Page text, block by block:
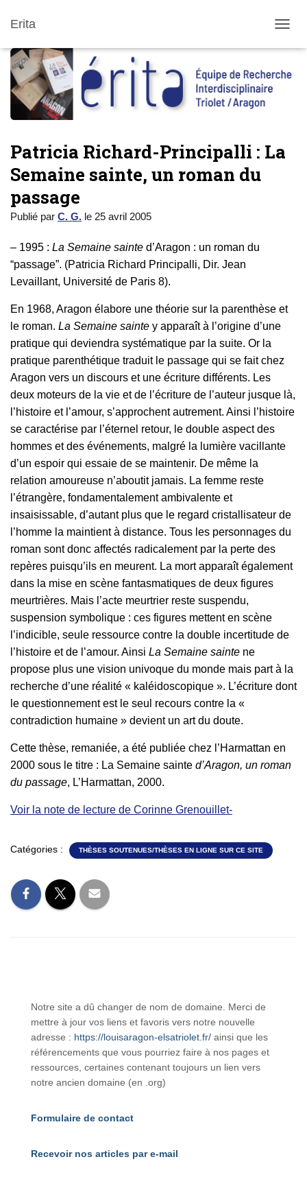
Erita
Patricia Richard-Principalli : La
Semaine sainte, un roman du
passage
Publié par C. G. le 25 avril 2005
– 1995 : La Semaine sainte d’Aragon : un roman du
“passage”. (Patricia Richard Principalli, Dir. Jean
Levaillant, Université de Paris 8).
En 1968, Aragon élabore une théorie sur la parenthèse et
le roman. La Semaine sainte y apparaît à l’origine d’une
pratique qui deviendra systématique par la suite. Or la
pratique parenthétique traduit le passage qui se fait chez
Aragon vers un discours et une écriture différents. Les
deux moteurs de la vie et de l’écriture de l’auteur jusque là,
l’histoire et l’amour, s’approchent autrement. Ainsi l’histoire
se caractérise par l’éternel retour, le double aspect des
hommes et des événements, malgré la lumière vacillante
d’un espoir qui essaie de se maintenir. De même la
relation amoureuse n’aboutit jamais. La femme reste
l’étrangère, fondamentalement ambivalente et
insaisissable, d’autant plus que le regard cristallisateur de
l’homme la maintient à distance. Tous les personnages du
roman sont donc affectés radicalement par la perte des
repères puisqu’ils en meurent. La mort apparaît également
dans la mise en scène fantasmatiques de deux figures
meurtrières. Mais l’acte meurtrier reste suspendu,
suspension symbolique : ces figures mettent en scène
l’indicible, seule ressource contre la double incertitude de
l’histoire et de l’amour. Ainsi La Semaine sainte ne
propose plus une vision univoque du monde mais part à la
recherche d’une réalité « kaléidoscopique ». L’écriture dont
le questionnement est le seul recours contre la «
contradiction humaine » devient un art du doute.
Cette thèse, remaniée, a été publiée chez l’Harmattan en
2000 sous le titre : La Semaine sainte d’Aragon, un roman
du passage, L’Harmattan, 2000.
Voir la note de lecture de Corinne Grenouillet-
Catégories : THÈSES SOUTENUES/THÈSES EN LIGNE SUR CE SITE
Notre site a dû changer de nom de domaine. Merci de
mettre à jour vos liens et favoris vers notre nouvelle
adresse : https://louisaragon-elsatriolet.fr/ ainsi que les
référencements que vous pourriez faire à nos pages et
ressources, certaines contenant toujours un lien vers
notre ancien domaine (en .org)
Formulaire de contact
Recevoir nos articles par e-mail